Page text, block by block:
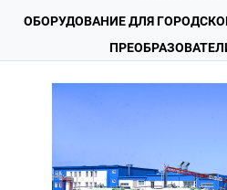
ОБОРУДОВАНИЕ ДЛЯ